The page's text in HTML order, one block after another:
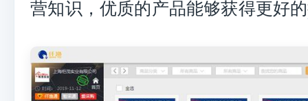
营知识，优质的产品能够获得更好的